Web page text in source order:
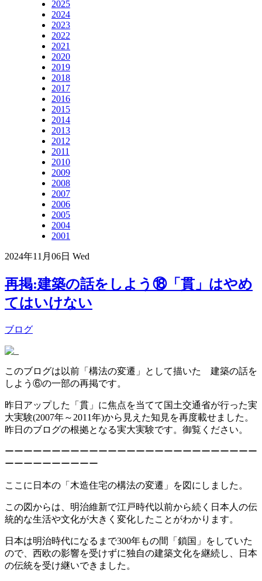
2025
2024
2023
2022
2021
2020
2019
2018
2017
2016
2015
2014
2013
2012
2011
2010
2009
2008
2007
2006
2005
2004
2001
2024年11月06日 Wed
再掲:建築の話をしよう⑱「貫」はやめ
てはいけない
ブログ
このブログは以前「構法の変遷」として描いた 建築の話を
しよう⑥の一部の再掲です。
昨日アップした「貫」に焦点を当てて国土交通省が行った実
大実験(2007年～2011年)から見えた知見を再度載せました。
昨日のブログの根拠となる実大実験です。御覧ください。
ーーーーーーーーーーーーーーーーーーーーーーーーーーー
ーーーーーーーーーー
ここに日本の「木造住宅の構法の変遷」を図にしました。
この図からは、明治維新で江戸時代以前から続く日本人の伝
統的な生活や文化が大きく変化したことがわかります。
日本は明治時代になるまで300年もの間「鎖国」をしていた
ので、西欧の影響を受けずに独自の建築文化を継続し、日本
の伝統を受け継いできました。